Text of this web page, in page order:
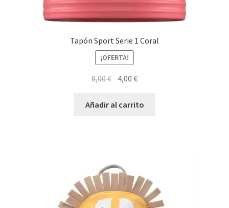
Tapón Sport Serie 1 Coral
¡OFERTA!
8,00€ El
original
4,00€El
actual
Añadir al carrito